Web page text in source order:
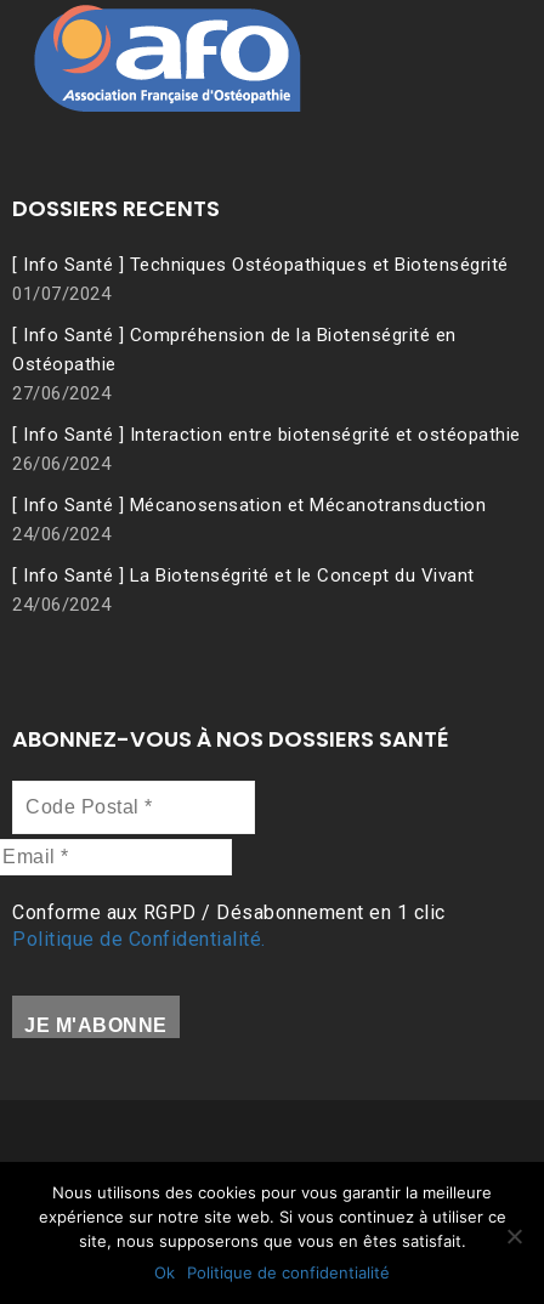
DOSSIERS RECENTS
[ Info Santé ] Techniques Ostéopathiques et Biotenségrité
01/07/2024
[ Info Santé ] Compréhension de la Biotenségrité en
Ostéopathie
27/06/2024
[ Info Santé ] Interaction entre biotenségrité et ostéopathie
26/06/2024
[ Info Santé ] Mécanosensation et Mécanotransduction
24/06/2024
[ Info Santé ] La Biotenségrité et le Concept du Vivant
24/06/2024
ABONNEZ-VOUS À NOS DOSSIERS SANTÉ
Postal
*
Email
*
Conforme aux RGPD / Désabonnement en 1 clic
Politique de Confidentialité.
Ostéopathe 97412 |Mentions légales|Politique de
Confidentialité| Site WordPress propulsé parMimiLaFouine
Nous utilisons des cookies pour vous garantir la meilleure
expérience sur notre site web. Si vous continuez à utiliser ce
site, nous supposerons que vous en êtes satisfait.
Ok
Politique de confidentialité